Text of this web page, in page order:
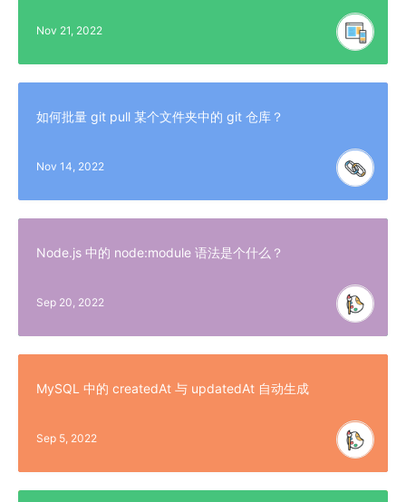
Nov 21, 2022
如何批量 git pull 某个文件夹中的 git 仓库？
Nov 14, 2022
Node.js 中的 node:module 语法是个什么？
Sep 20, 2022
MySQL 中的 createdAt 与 updatedAt 自动生成
Sep 5, 2022